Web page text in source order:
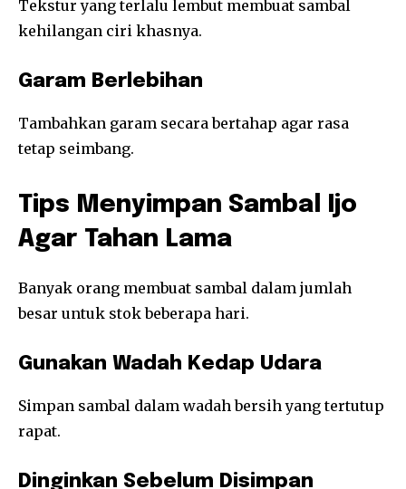
Tekstur yang terlalu lembut membuat sambal
kehilangan ciri khasnya.
Garam Berlebihan
Tambahkan garam secara bertahap agar rasa
tetap seimbang.
Tips Menyimpan Sambal Ijo
Agar Tahan Lama
Banyak orang membuat sambal dalam jumlah
besar untuk stok beberapa hari.
Gunakan Wadah Kedap Udara
Simpan sambal dalam wadah bersih yang tertutup
rapat.
Dinginkan Sebelum Disimpan